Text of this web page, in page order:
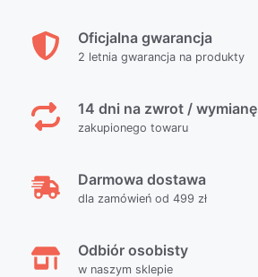
Oficjalna gwarancja
2 letnia gwarancja na produkty
14 dni na zwrot / wymianę
zakupionego towaru
Darmowa dostawa
dla zamówień od 499 zł
Odbiór osobisty
w naszym sklepie